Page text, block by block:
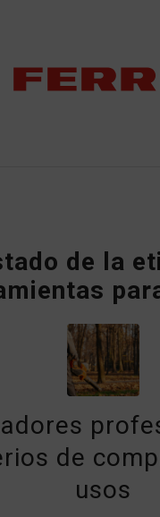
de la
de
usos